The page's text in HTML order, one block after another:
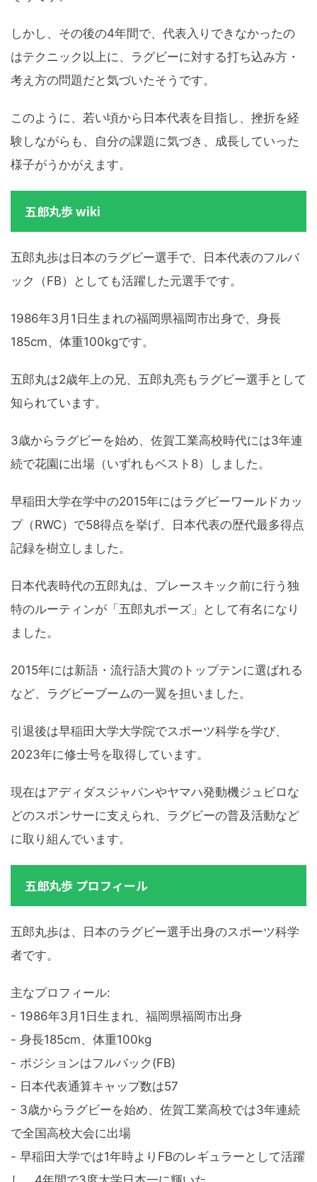
しかし、その後の4年間で、代表入りできなかったの
はテクニック以上に、ラグビーに対する打ち込み方・
考え方の問題だと気づいたそうです。
このように、若い頃から日本代表を目指し、挫折を経
験しながらも、自分の課題に気づき、成長していった
様子がうかがえます。
五郎丸歩 wiki
五郎丸歩は日本のラグビー選手で、日本代表のフルバ
ック（FB）としても活躍した元選手です。
1986年3月1日生まれの福岡県福岡市出身で、身長
185cm、体重100kgです。
五郎丸は2歳年上の兄、五郎丸亮もラグビー選手として
知られています。
3歳からラグビーを始め、佐賀工業高校時代には3年連
続で花園に出場（いずれもベスト8）しました。
早稲田大学在学中の2015年にはラグビーワールドカッ
プ（RWC）で58得点を挙げ、日本代表の歴代最多得点
記録を樹立しました。
日本代表時代の五郎丸は、プレースキック前に行う独
特のルーティンが「五郎丸ポーズ」として有名になり
ました。
2015年には新語・流行語大賞のトップテンに選ばれる
など、ラグビーブームの一翼を担いました。
引退後は早稲田大学大学院でスポーツ科学を学び、
2023年に修士号を取得しています。
現在はアディダスジャパンやヤマハ発動機ジュビロな
どのスポンサーに支えられ、ラグビーの普及活動など
に取り組んでいます。
五郎丸歩 プロフィール
五郎丸歩は、日本のラグビー選手出身のスポーツ科学
者です。
主なプロフィール:
- 1986年3月1日生まれ、福岡県福岡市出身
- 身長185cm、体重100kg
- ポジションはフルバック(FB)
- 日本代表通算キャップ数は57
- 3歳からラグビーを始め、佐賀工業高校では3年連続
で全国高校大会に出場
- 早稲田大学では1年時よりFBのレギュラーとして活躍